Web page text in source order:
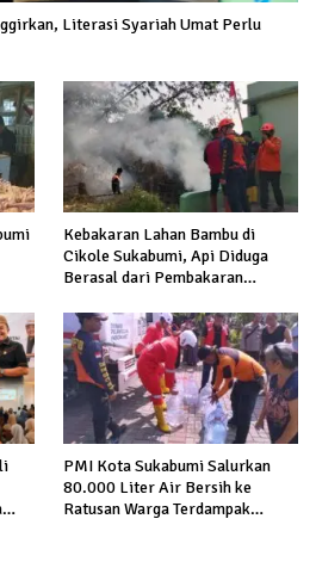
Literasi Syariah Umat Perlu
Kebakaran Lahan Bambu di
Cikole Sukabumi, Api Diduga
Berasal dari Pembakaran
PMI Kota Sukabumi Salurkan
80.000 Liter Air Bersih ke
Ratusan Warga Terdampak